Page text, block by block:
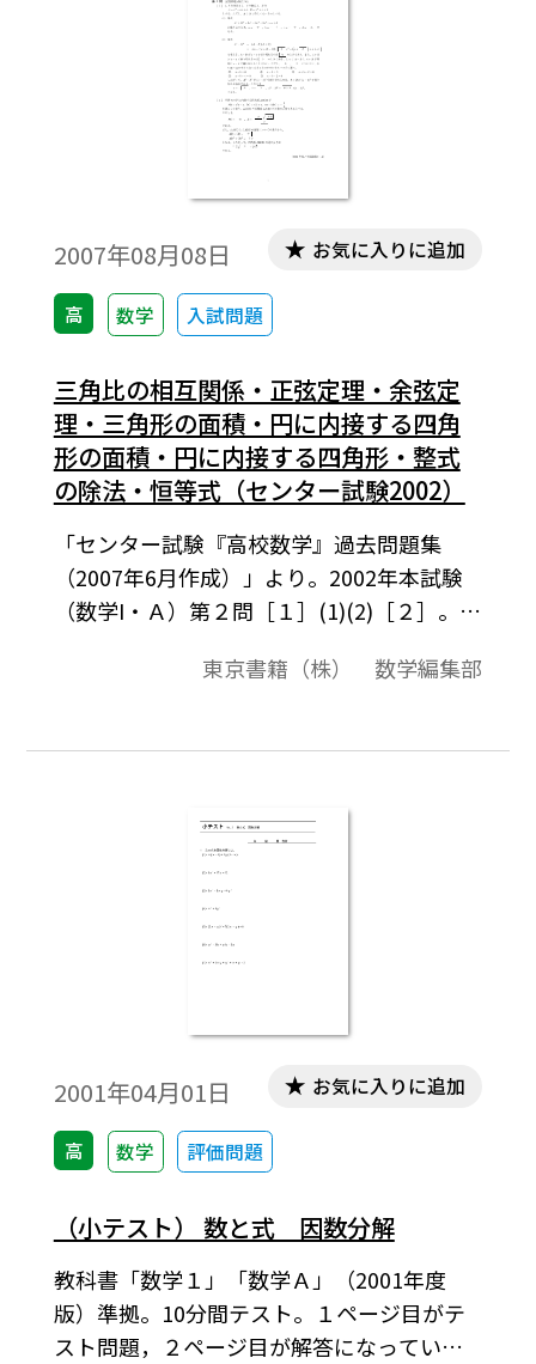
2007年08月08日
高 数学 入試問題
お気に入りに追加
三角比の相互関係・正弦定理・余弦定
理・三角形の面積・円に内接する四角
形の面積・円に内接する四角形・整式
の除法・恒等式（センター試験2002）
「センター試験『高校数学』過去問題集
（2007年6月作成）」より。2002年本試験
（数学I・Ａ）第２問［１］(1)(2)［２］。こ
2012年度用）「数学A」（2008－2013年度
科書の目次に準拠して，2000年から2007年
ものです。この問題は，そのなかの１小問で
す。データは問題と解答を記載。授業の後，
まとめとしての演習問題などでご利用いた
東京書籍（株） 数学編集部
2001年04月01日
高 数学 評価問題
お気に入りに追加
（小テスト） 数と式 因数分解
教科書「数学１」「数学Ａ」（2001年度
版）準拠。10分間テスト。１ページ目がテ
スト問題，２ページ目が解答になっていま